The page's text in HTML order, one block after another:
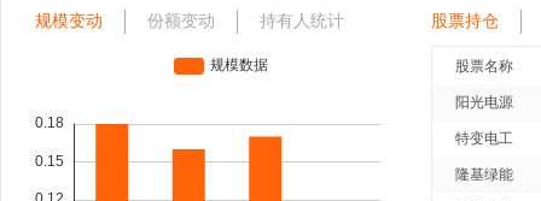
规模变动 份额变动 持有人统计 股票持仓
股票名称
阳光电源
特变电工
隆基绿能